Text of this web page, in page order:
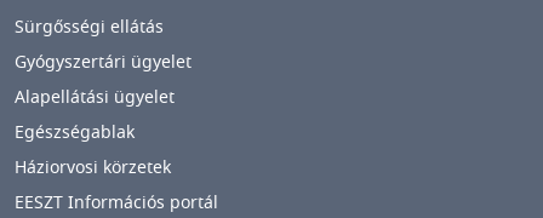
Sürgősségi ellátás
Gyógyszertári ügyelet
Alapellátási ügyelet
Egészségablak
Háziorvosi körzetek
EESZT Információs portál